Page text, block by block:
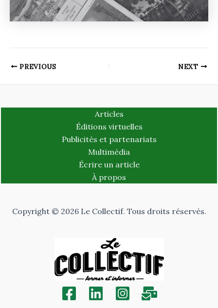
PREVIOUS NEXT
Articles
Éditions virtuelles
Publicités et partenariats
Multimédia
Écrire un article
À propos
Copyright © 2026 Le Collectif. Tous droits réservés.